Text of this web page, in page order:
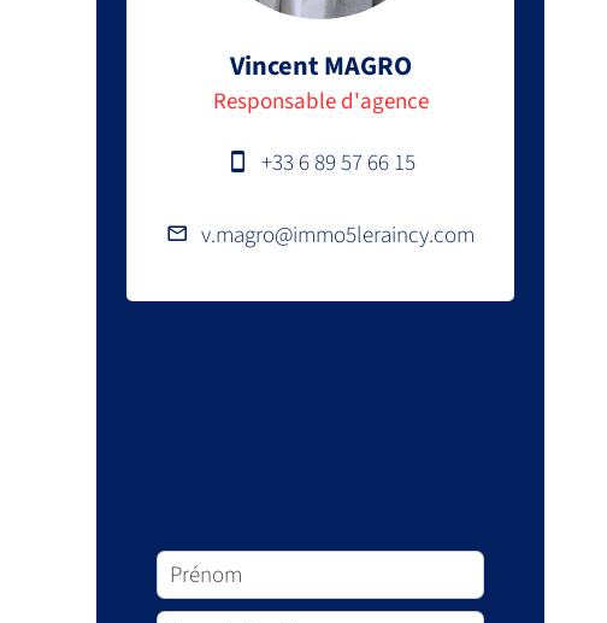
Vincent MAGRO
Responsable d'agence
+33 6 89 57 66 15
v.magro@immo5leraincy.com